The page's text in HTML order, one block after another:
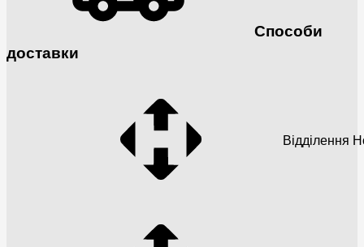
Способи
доставки
Відділення